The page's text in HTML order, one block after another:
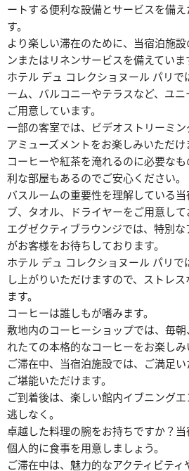
ートする便利な設備とサービスを備
す。
より楽しい滞在のために、当宿泊施
ンまたはリネンサービスを備えていま
ホテル デュ コレクショヌール パリ
ーム、バルコニーやテラスなど、ユ
ご用意しています。
一部の客室では、ビデオストリーミ
アミューズメントをお楽しみいただけ
コーヒーや紅茶を淹れるのに必要な
利な部屋もあるのでご安心ください。
バスルームの重要性を理解している
ブ、タオル、ドライヤーをご用意して
エグゼクティブラウンジでは、特別
がお客様をお待ちしております。
ホテル デュ コレクショヌール パリで
し上がりいただけますので、ストレ
ます。
コーヒーは誰しもが嗜みます。
敷地内のコーヒーショップでは、毎
れたての本格的なコーヒーをお楽しみ
ご滞在中、当宿泊施設では、ご満足
ご堪能いただけます。
ご到着後は、楽しい館内イブニング
逃しなく。
卓越した料理の腕をお持ちですか？
個人的に食事を用意しましょう。
ご滞在中は、魅力的なアクティビテ